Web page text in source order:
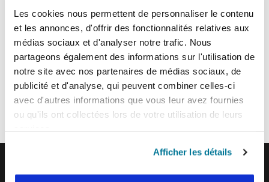
Les cookies nous permettent de personnaliser le contenu
et les annonces, d'offrir des fonctionnalités relatives aux
médias sociaux et d'analyser notre trafic. Nous
partageons également des informations sur l'utilisation de
notre site avec nos partenaires de médias sociaux, de
publicité et d'analyse, qui peuvent combiner celles-ci
avec d'autres informations que vous leur avez fournies
ou qu'ils ont collectées lors de votre utilisation de leurs
Afficher les détails
ENVOYER
Chaque semaine, l’IFES envoie un court e-mail avec des histoires des
mouvements étudiants et le ministère de l’IFES dans le monde pour
inspirer vos prières.
Nous aimerions vous voir vous joindre à nous !